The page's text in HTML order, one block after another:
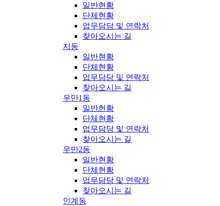
일반현황
단체현황
업무담당 및 연락처
찾아오시는 길
지동
일반현황
단체현황
업무담당 및 연락처
찾아오시는 길
우만1동
일반현황
단체현황
업무담당 및 연락처
찾아오시는 길
우만2동
일반현황
단체현황
업무담당 및 연락처
찾아오시는 길
인계동